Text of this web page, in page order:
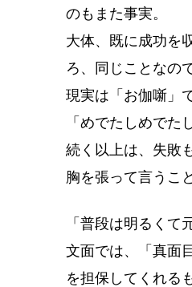
のもまた事実。
大体、既に成功を
ろ、同じことなの
現実は「お伽噺」
「めでたしめでた
続く以上は、失敗
胸を張って言うこ
「普段は明るくて
文面では、「真面
を担保してくれる